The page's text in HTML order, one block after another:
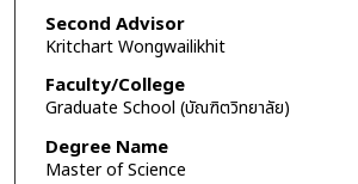
Second Advisor
Kritchart Wongwailikhit
Faculty/College
Graduate School (บัณฑิตวิทยาลัย)
Degree Name
Master of Science